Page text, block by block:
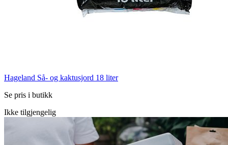
Hageland Så- og kaktusjord 18 liter
Se pris i butikk
Ikke tilgjengelig